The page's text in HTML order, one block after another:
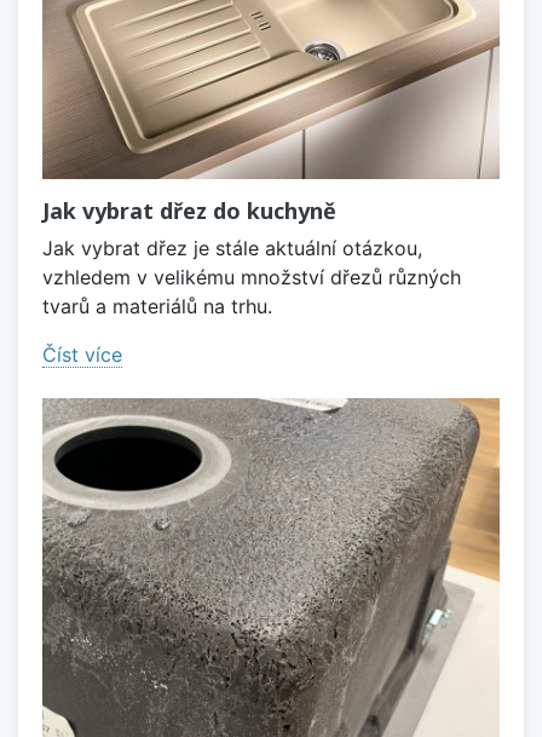
Jak vybrat dřez do kuchyně
Jak vybrat dřez je stále aktuální otázkou,
vzhledem v velikému množství dřezů různých
tvarů a materiálů na trhu.
Číst více